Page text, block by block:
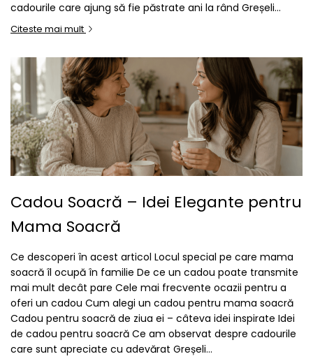
cadourile care ajung să fie păstrate ani la rând Greșeli...
Citeste mai mult
Cadou Soacră – Idei Elegante pentru
Mama Soacră
Ce descoperi în acest articol Locul special pe care mama
soacră îl ocupă în familie De ce un cadou poate transmite
mai mult decât pare Cele mai frecvente ocazii pentru a
oferi un cadou Cum alegi un cadou pentru mama soacră
Cadou pentru soacră de ziua ei – câteva idei inspirate Idei
de cadou pentru soacră Ce am observat despre cadourile
care sunt apreciate cu adevărat Greșeli...